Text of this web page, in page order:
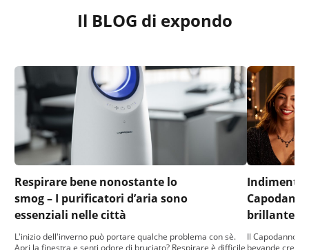
Il BLOG di expondo
Respirare bene nonostante lo
smog – I purificatori d’aria sono
essenziali nelle città
L'inizio dell'inverno può portare qualche problema con sè.
Apri la finestra e senti odore di bruciato? Respirare è difficile
brillante
Il Capodanno
bevande